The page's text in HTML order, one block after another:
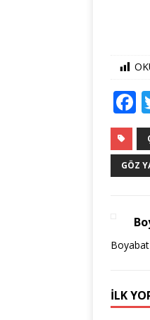
F
a
c
e
o
o
k
GÖZ
İLK